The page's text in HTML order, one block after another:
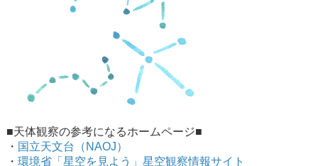
■天体観察の参考になるホームページ■
・ 国立天文台（NAOJ）
・ 環境省「星空を見よう」星空観察情報サイト